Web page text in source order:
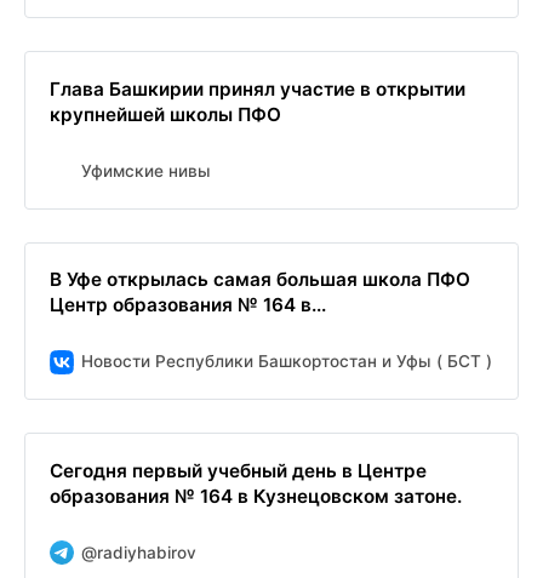
Глава Башкирии принял участие в открытии
крупнейшей школы ПФО
Уфимские нивы
В Уфе открылась самая большая школа ПФО
Центр образования № 164 в...
Новости Республики Башкортостан и Уфы ( БСТ )
Сегодня первый учебный день в Центре
образования № 164 в Кузнецовском затоне.
@radiyhabirov